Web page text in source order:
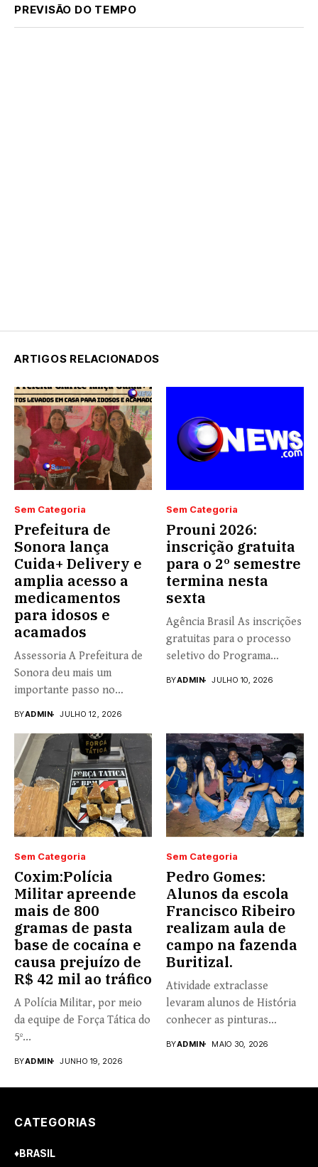
PREVISÃO DO TEMPO
ARTIGOS RELACIONADOS
Sem Categoria
Prefeitura de
Sonora lança
Cuida+ Delivery e
amplia acesso a
medicamentos
para idosos e
acamados
Assessoria A Prefeitura de
Sonora deu mais um
importante passo no
BYADMIN JULHO 12, 2026
Sem Categoria
Prouni 2026:
inscrição gratuita
para o 2º semestre
termina nesta
sexta
Agência Brasil As inscrições
gratuitas para o processo
seletivo do Programa
BYADMIN JULHO 10, 2026
Sem Categoria
Coxim:Polícia
Militar apreende
mais de 800
gramas de pasta
base de cocaína e
causa prejuízo de
R$ 42 mil ao tráfico
A Polícia Militar, por meio
da equipe de Força Tática do
5º...
BYADMIN JUNHO 19, 2026
Sem Categoria
Pedro Gomes:
Alunos da escola
Francisco Ribeiro
realizam aula de
campo na fazenda
Buritizal.
Atividade extraclasse
levaram alunos de História
conhecer as pinturas
BYADMIN MAIO 30, 2026
CATEGORIAS
♦BRASIL